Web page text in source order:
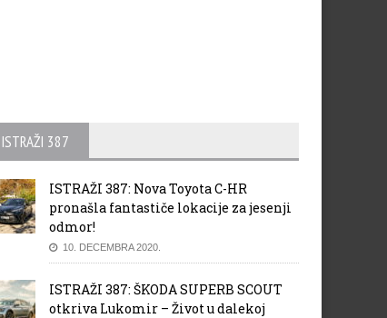
ISTRAŽI 387
ISTRAŽI 387: Nova Toyota C-HR
pronašla fantastiče lokacije za jesenji
odmor!
10. DECEMBRA 2020.
ISTRAŽI 387: ŠKODA SUPERB SCOUT
otkriva Lukomir – Život u dalekoj